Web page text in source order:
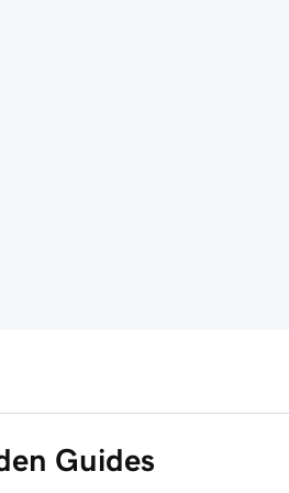
Guides